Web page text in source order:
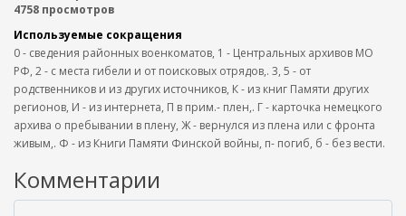
4758 просмотров
Используемые сокращения
0 - сведения районных военкоматов, 1 - Центральных архивов МО
РФ, 2 - с места гибели и от поисковых отрядов,. 3, 5 - от
родственников и из других источников, К - из книг Памяти других
регионов, И - из интернета, П в прим.- плен,. Г - карточка немецкого
архива о пребывании в плену, Ж - вернулся из плена или с фронта
живым,. Ф - из Книги Памяти Финской войны, п- погиб, б - без вести.
Комментарии